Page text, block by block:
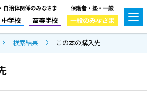
自治体関係のみなさま
中学校 高等学校
保護者・塾・一般
一般のみなさま
検索結果 この本の購入先